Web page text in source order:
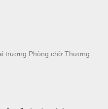
trương Phòng chờ Thương